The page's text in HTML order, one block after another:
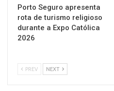
Porto Seguro apresenta
rota de turismo religioso
durante a Expo Católica
2026
PREV NEXT